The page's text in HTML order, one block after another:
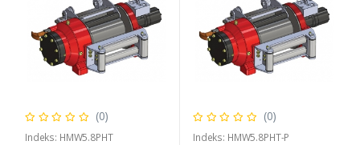
(0)
Indeks: HMW5.8PHT
(0)
Indeks: HMW5.8PHT-P